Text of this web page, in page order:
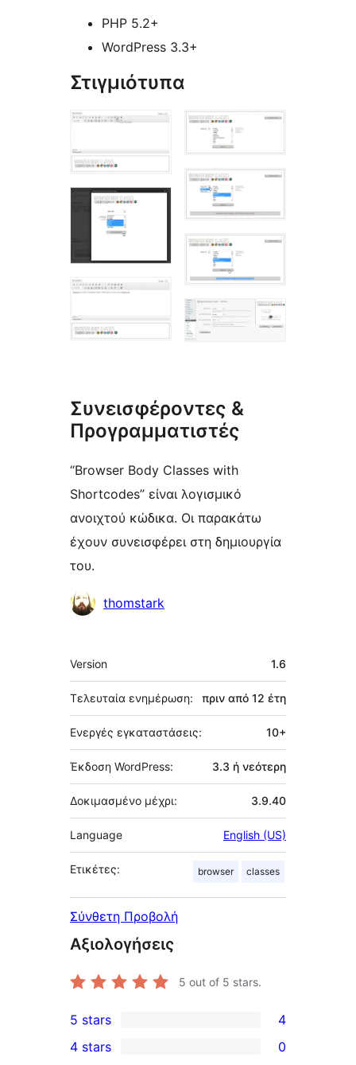
PHP 5.2+
WordPress 3.3+
Στιγμιότυπα
Συνεισφέροντες &
Προγραμματιστές
“Browser Body Classes with
Shortcodes” είναι λογισμικό
ανοιχτού κώδικα. Οι παρακάτω
έχουν συνεισφέρει στη δημιουργία
του.
Συντελεστές
thomstark
Μεταστοιχεία
Version 1.6
Τελευταία ενημέρωση: πριν από 12 έτη
Ενεργές εγκαταστάσεις: 10+
Έκδοση WordPress: 3.3 ή νεότερη
Δοκιμασμένο μέχρι: 3.9.40
Language English (US)
Ετικέτες: browser classes
Σύνθετη Προβολή
Αξιολογήσεις
5 out of 5 stars.
4
5-
5 stars 4
4 stars 0